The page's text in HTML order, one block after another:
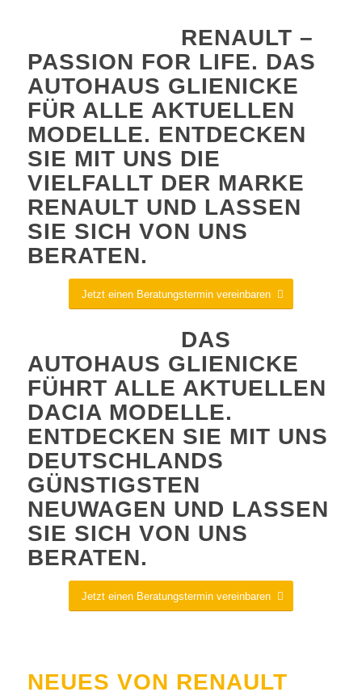
RENAULT –
PASSION FOR LIFE. DAS
AUTOHAUS GLIENICKE
FÜR ALLE AKTUELLEN
MODELLE. ENTDECKEN
SIE MIT UNS DIE
VIELFALLT DER MARKE
RENAULT UND LASSEN
SIE SICH VON UNS
BERATEN.
Jetzt einen Beratungstermin vereinbaren
DAS
AUTOHAUS GLIENICKE
FÜHRT ALLE AKTUELLEN
DACIA MODELLE.
ENTDECKEN SIE MIT UNS
DEUTSCHLANDS
GÜNSTIGSTEN
NEUWAGEN UND LASSEN
SIE SICH VON UNS
BERATEN.
Jetzt einen Beratungstermin vereinbaren
NEUES VON RENAULT